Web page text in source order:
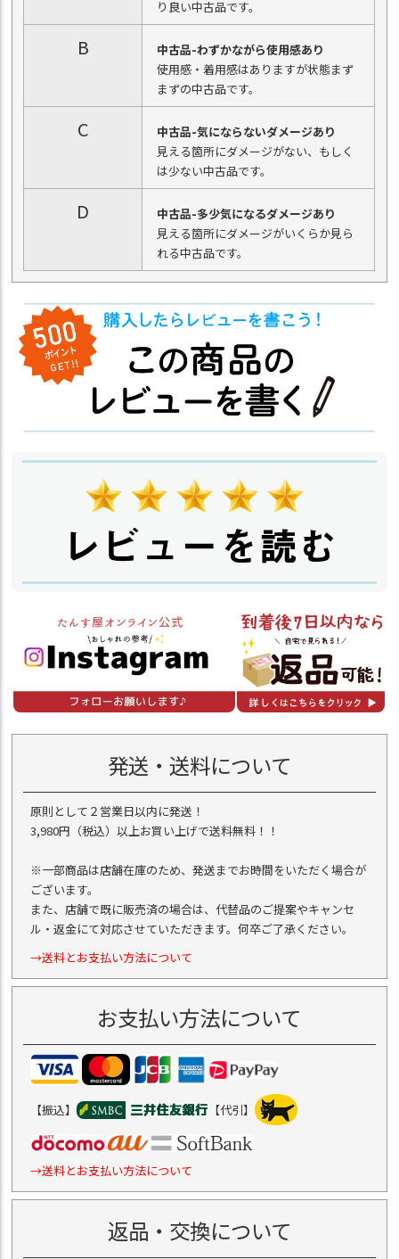
り良い中古品です。
B
中古品-わずかながら使用感あり
使用感・着用感はありますが状態まず
まずの中古品です。
C
中古品-気にならないダメージあり
見える箇所にダメージがない、もしく
は少ない中古品です。
D
中古品-多少気になるダメージあり
見える箇所にダメージがいくらか見ら
れる中古品です。
発送・送料について
原則として２営業日以内に発送！
3,980円（税込）以上お買い上げで送料無料！！
※一部商品は店舗在庫のため、発送までお時間をいただく場合が
ございます。
また、店舗で既に販売済の場合は、代替品のご提案やキャンセ
ル・返金にて対応させていただきます。何卒ご了承ください。
→送料とお支払い方法について
お支払い方法について
【振込】 【代引】
→送料とお支払い方法について
返品・交換について